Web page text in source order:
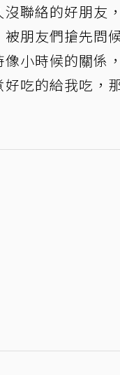
聯絡的好朋友
朋友們搶先問
小時候的關係
吃的給我吃，